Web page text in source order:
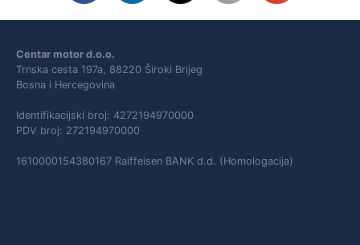
Centar motor d.o.o.
Trnska cesta 197a, 88220 Široki Brijeg
Bosna i Hercegovina
Identifikacijski broj: 4272194970000
PDV broj: 272194970000
1610000154380167 Raiffeisen BANK d.d. (Homologacija)